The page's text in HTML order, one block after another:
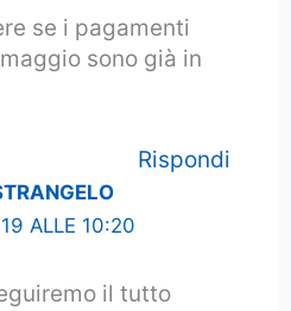
se i pagamenti
sono già in
Rispondi
ALLE 10:20
il tutto